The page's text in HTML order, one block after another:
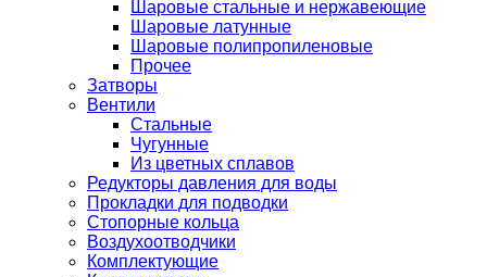
Шаровые стальные и нержавеющие
Шаровые латунные
Шаровые полипропиленовые
Прочее
Затворы
Вентили
Стальные
Чугунные
Из цветных сплавов
Редукторы давления для воды
Прокладки для подводки
Стопорные кольца
Воздухоотводчики
Комплектующие